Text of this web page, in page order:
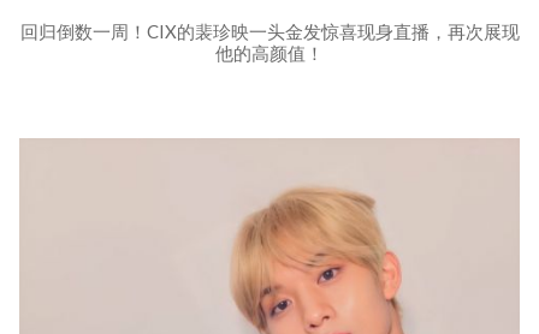
回归倒数一周！CIX的裴珍映一头金发惊喜现身直播，再次展现
他的高颜值！